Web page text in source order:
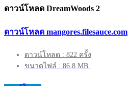
ดาวน์โหลด DreamWoods 2
ดาวน์โหลด mangores.filesauce.com
ดาวน์โหลด : 822 ครั้ง
ขนาดไฟล์ : 86.8 MB.